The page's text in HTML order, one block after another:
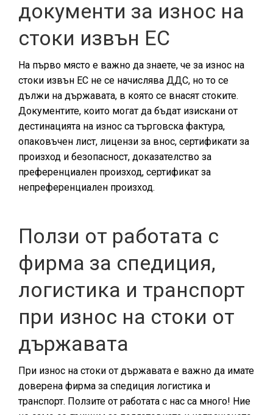
документи за износ на
стоки извън ЕС
На първо място е важно да знаете, че за износ на
стоки извън ЕС не се начислява ДДС, но то се
дължи на държавата, в която се внасят стоките.
Документите, които могат да бъдат изискани от
дестинацията на износ са търговска фактура,
опаковъчен лист, лицензи за внос, сертификати за
произход и безопасност, доказателство за
преференциален произход, сертификат за
непреференциален произход.
Ползи от работата с
фирма за спедиция,
логистика и транспорт
при износ на стоки от
държавата
При износ на стоки от държавата е важно да имате
доверена фирма за спедиция логистика и
транспорт. Ползите от работата с нас са много! Ние